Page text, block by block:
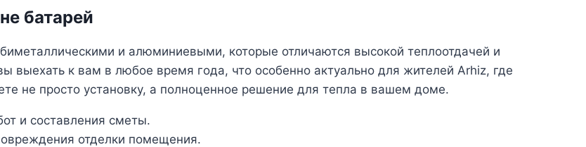
батарей
и алюминиевыми, которые отличаются высокой теплоотдачей и
к вам в любое время года, что особенно актуально для жителей Arhiz, где
не просто установку, а полноценное решение для тепла в вашем доме.
и составления сметы.
отделки помещения.